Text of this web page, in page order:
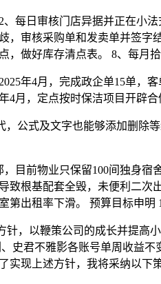
日审核门店异据并正在小
审核采购单和发卖单并签字
做好库存清点表。 8、每月
4月，完成政企单15单，客
月，定点按时保洁项目开辟合
公式及文字也能够添加删除
前物业只保留100间独身宿
根基配套全毁，未便利二次
出租率下滑。 预算目标申明
以鞭策公司的成长并提高
史君不雅影各账号单周收益
现上述方针，我将采纳以下